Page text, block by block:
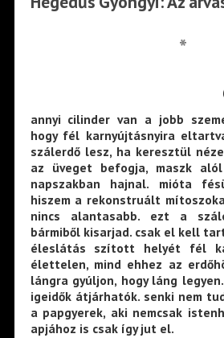
*
annyi cilinder van a jobb
hogy fél karnyújtásnyira
szálerdő lesz, ha keresztül
az üveget befogja, maszk
napszakban hajnal. mióta
hiszem a rekonstruált
nincs alantasabb. ezt a
bármiből kisarjad. csak el kell
éleslátás szított helyét fél
élettelen, mind ehhez az
lángra gyúljon, hogy láng
igeidők átjárhatók. senki nem
a papgyerek, aki nemcsak
apjához is csak így jut el.